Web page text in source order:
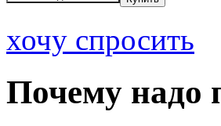
хочу спросить
Почему надо